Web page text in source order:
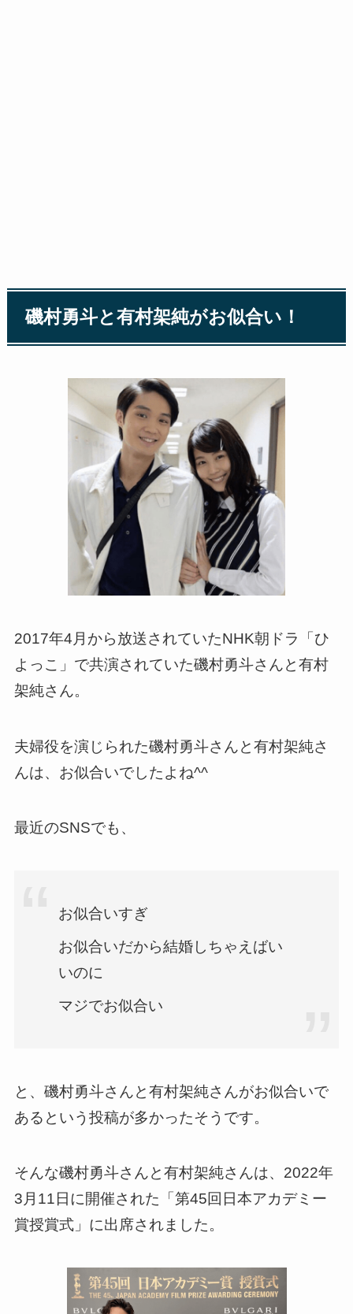
磯村勇斗と有村架純がお似合い！
2017年4月から放送されていたNHK朝ドラ「ひ
よっこ」で共演されていた磯村勇斗さんと有村
架純さん。
夫婦役を演じられた磯村勇斗さんと有村架純さ
んは、お似合いでしたよね^^
最近のSNSでも、
お似合いすぎ
お似合いだから結婚しちゃえばい
いのに
マジでお似合い
と、磯村勇斗さんと有村架純さんがお似合いで
あるという投稿が多かったそうです。
そんな磯村勇斗さんと有村架純さんは、2022年
3月11日に開催された「第45回日本アカデミー
賞授賞式」に出席されました。